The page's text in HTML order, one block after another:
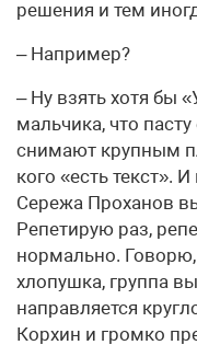
решения и тем
– Например?
– Ну взять хотя бы
мальчика, что
снимают крупным
кого «есть текст».
Сережа Проханов
Репетирую раз,
нормально.
хлопушка, группа
направляется
Корхин и громко